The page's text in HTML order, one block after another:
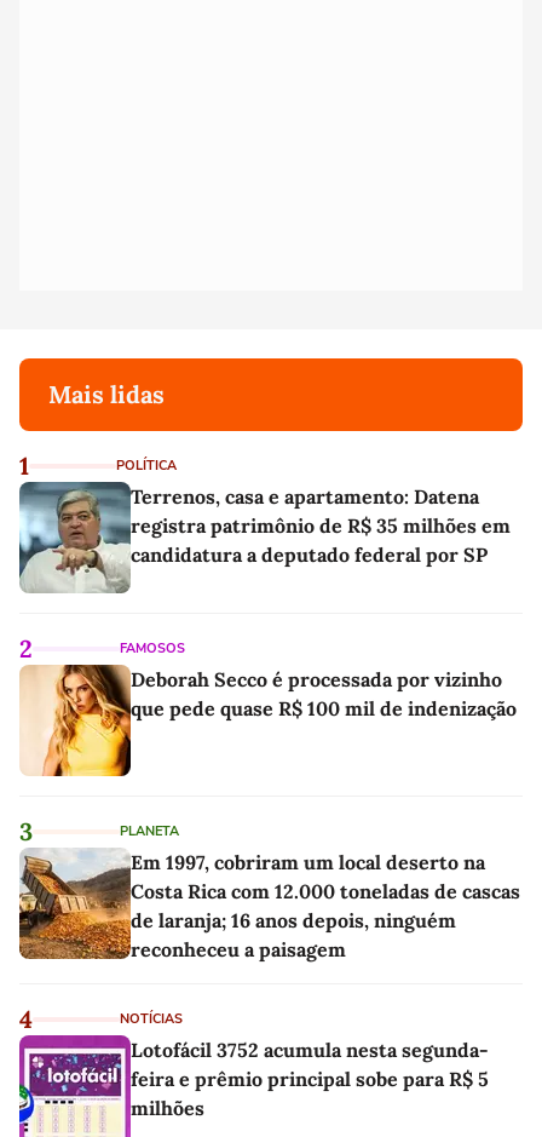
Mais lidas
1 POLÍTICA
Terrenos, casa e apartamento: Datena
registra patrimônio de R$ 35 milhões em
candidatura a deputado federal por SP
2 FAMOSOS
Deborah Secco é processada por vizinho
que pede quase R$ 100 mil de indenização
3 PLANETA
Em 1997, cobriram um local deserto na
Costa Rica com 12.000 toneladas de cascas
de laranja; 16 anos depois, ninguém
reconheceu a paisagem
4 NOTÍCIAS
Lotofácil 3752 acumula nesta segunda-
feira e prêmio principal sobe para R$ 5
milhões